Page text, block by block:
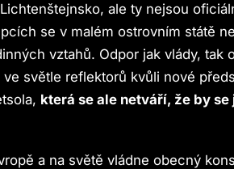
ale ty nejsou
se v malém ostrovním státě
vztahů. Odpor jak vlády, tak
světle reflektorů kvůli nové
která se ale netváří, že by
a na světě vládne obecný